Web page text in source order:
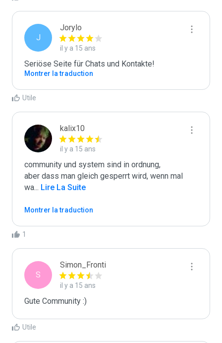
J
Jorylo
il y a 15 ans
Seriöse Seite für Chats und Kontakte!
Montrer la traduction
Utile
kalix10
il y a 15 ans
community und system sind in ordnung,
aber dass man gleich gesperrt wird, wenn mal
wa... Lire La Suite
Montrer la traduction
1
S
Simon_Fronti
il y a 15 ans
Gute Community :)
Utile